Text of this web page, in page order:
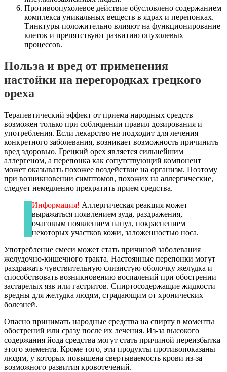
Противоопухолевое действие обусловлено содержанием
комплекса уникальных веществ в ядрах и перепонках.
Тинктуры положительно влияют на функционирование
клеток и препятствуют развитию опухолевых
процессов.
Польза и вред от применения
настойки на перегородках грецкого
ореха
Терапевтический эффект от приема народных средств
возможен только при соблюдении правил дозирования и
употребления. Если лекарство не подходит для лечения
конкретного заболевания, возникает возможность причинить
вред здоровью. Грецкий орех является сильнейшим
аллергеном, а перепонка как сопутствующий компонент
может оказывать похожее воздействие на организм. Поэтому
при возникновении симптомов, похожих на аллергические,
следует немедленно прекратить прием средства.
Информация! Аллергическая реакция может
выражаться появлением зуда, раздражения,
очаговым появлением папул, покраснением
некоторых участков кожи, заложенностью носа.
Употребление смеси может стать причиной заболевания
желудочно-кишечного тракта. Настоянные перепонки могут
раздражать чувствительную слизистую оболочку желудка и
способствовать возникновению воспалений при обострении
застарелых язв или гастритов. Спиртосодержащие жидкости
вредны для желудка людям, страдающим от хронических
болезней.
Опасно принимать народные средства на спирту в моменты
обострений или сразу после их лечения. Из-за высокого
содержания йода средства могут стать причиной переизбытка
этого элемента. Кроме того, эти продукты противопоказаны
людям, у которых повышена свертываемость крови из-за
возможного развития кровотечений.